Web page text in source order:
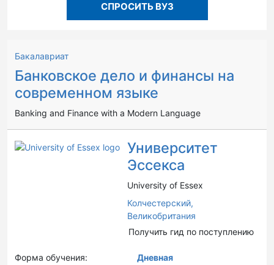
СПРОСИТЬ ВУЗ
Бакалавриат
Банковское дело и финансы на
современном языке
Banking and Finance with a Modern Language
Университет
Эссекса
University of Essex
Колчестерский,
Великобритания
Получить гид по поступлению
Форма обучения: Дневная